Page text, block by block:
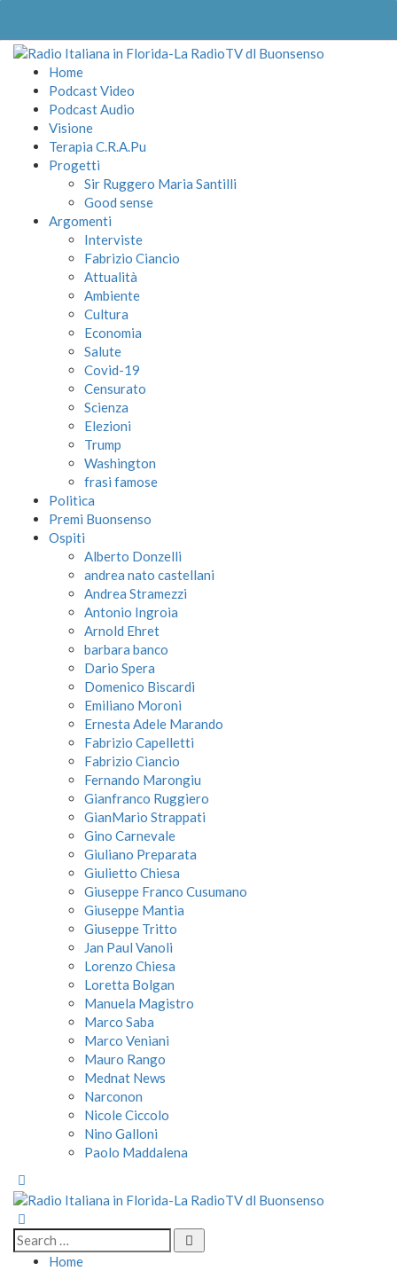
Home
Podcast Video
Podcast Audio
Visione
Terapia C.R.A.Pu
Progetti
Sir Ruggero Maria Santilli
Good sense
Argomenti
Interviste
Fabrizio Ciancio
Attualità
Ambiente
Cultura
Economia
Salute
Covid-19
Censurato
Scienza
Elezioni
Trump
Washington
frasi famose
Politica
Premi Buonsenso
Ospiti
Alberto Donzelli
andrea nato castellani
Andrea Stramezzi
Antonio Ingroia
Arnold Ehret
barbara banco
Dario Spera
Domenico Biscardi
Emiliano Moroni
Ernesta Adele Marando
Fabrizio Capelletti
Fabrizio Ciancio
Fernando Marongiu
Gianfranco Ruggiero
GianMario Strappati
Gino Carnevale
Giuliano Preparata
Giulietto Chiesa
Giuseppe Franco Cusumano
Giuseppe Mantia
Giuseppe Tritto
Jan Paul Vanoli
Lorenzo Chiesa
Loretta Bolgan
Manuela Magistro
Marco Saba
Marco Veniani
Mauro Rango
Mednat News
Narconon
Nicole Ciccolo
Nino Galloni
Paolo Maddalena
Home